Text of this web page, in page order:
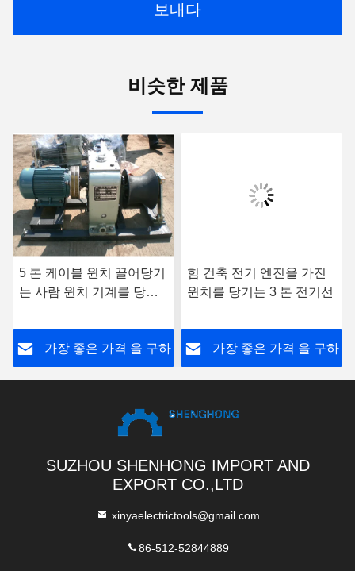
보내다
비슷한 제품
5 톤 케이블 윈치 끌어당기
는 사람 윈치 기계를 당기
220V/380V/4KW 케이블
가장 좋은 가격 을 구하
힘 건축 전기 엔진을 가진
윈치를 당기는 3 톤 전기선
가장 좋은 가격 을 구하
SUZHOU SHENHONG IMPORT AND
EXPORT CO.,LTD
xinyaelectrictools@gmail.com
86-512-52844889